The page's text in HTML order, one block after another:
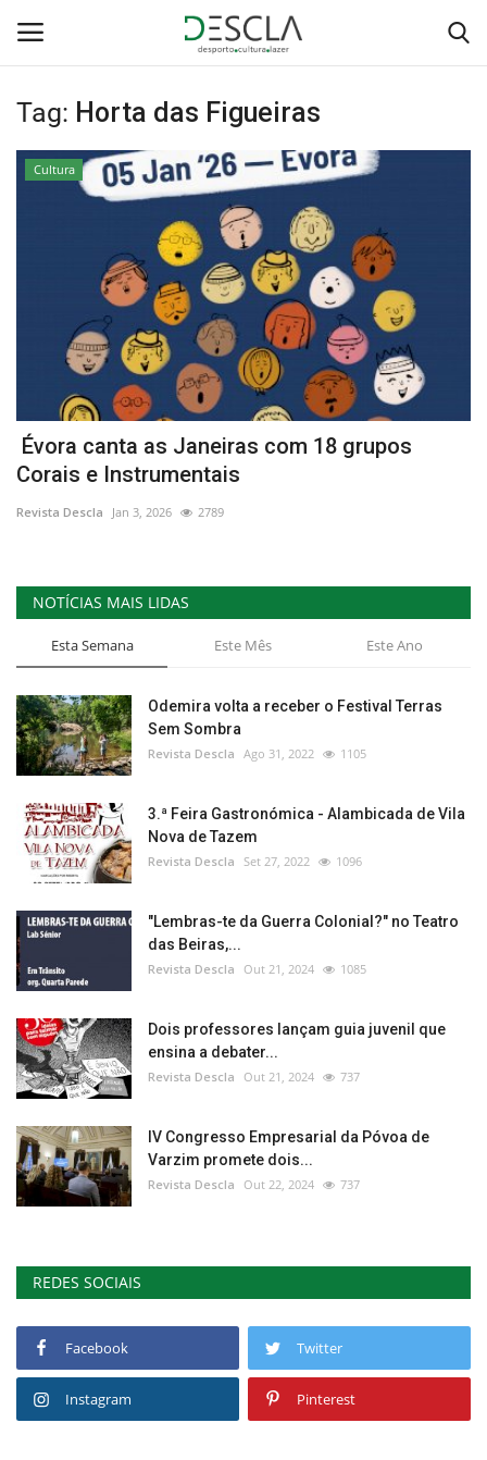
Login Registar
Contactos
Sobre Nós
Educação
Estatuto Editorial
Saúde
Ficha técnica
Cultura
Lazer
Ambiente
Tag: Horta das Figueiras
Cultura
Évora canta as Janeiras com 18 grupos
Corais e Instrumentais
Revista Descla Jan 3, 2026 2789
NOTÍCIAS MAIS LIDAS
Esta Semana Este Mês Este Ano
Odemira volta a receber o Festival Terras
Sem Sombra
Revista Descla Ago 31, 2022 1105
3.ª Feira Gastronómica - Alambicada de Vila
Nova de Tazem
Revista Descla Set 27, 2022 1096
"Lembras-te da Guerra Colonial?" no Teatro
das Beiras,...
Revista Descla Out 21, 2024 1085
Dois professores lançam guia juvenil que
ensina a debater...
Revista Descla Out 21, 2024 737
IV Congresso Empresarial da Póvoa de
Varzim promete dois...
Revista Descla Out 22, 2024 737
REDES SOCIAIS
Facebook Twitter
Instagram Pinterest